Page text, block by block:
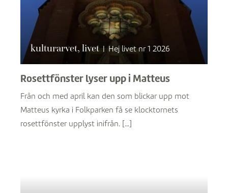
kulturarvet, livet | Hej livet nr 1 2026
Rosettfönster lyser upp i Matteus
Från och med april kan den som blickar upp mot
Matteus kyrka i Folkparken få se klocktornets
rosettfönster upplyst inifrån. […]